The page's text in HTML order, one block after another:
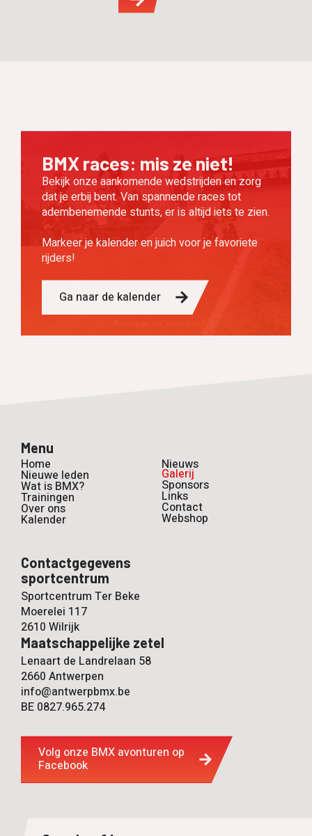
BMX races: mis ze niet!
Bekijk onze aankomende wedstrijden en zorg
dat je erbij bent. Van spannende races tot
adembenemende stunts, er is altijd iets te zien.
Markeer je kalender en juich voor je favoriete
rijders!
Ga naar de kalender
Menu
Home
Nieuwe leden
Wat is BMX?
Trainingen
Over ons
Kalender
Nieuws
Galerij
Sponsors
Links
Contact
Webshop
Contactgegevens
sportcentrum
Sportcentrum Ter Beke
Moerelei 117
2610 Wilrijk
Maatschappelijke zetel
Lenaart de Landrelaan 58
2660 Antwerpen
info@antwerpbmx.be
BE 0827.965.274
Volg onze BMX avonturen op
Facebook